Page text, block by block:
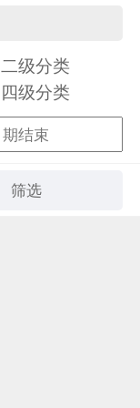
二级分类
四级分类
筛选